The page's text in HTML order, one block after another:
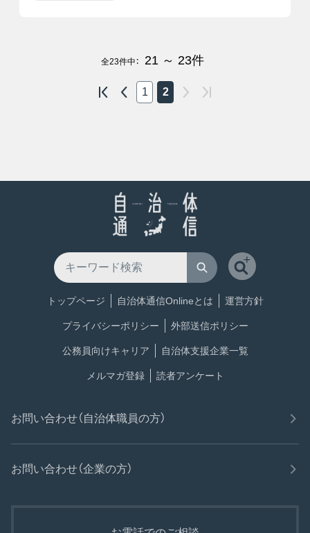
全23件中： 21 ～ 23件
1 2
トップページ 自治体通信Onlineとは 運営方針
プライバシーポリシー 外部送信ポリシー
公務員向けキャリア 自治体支援企業一覧
メルマガ登録 読者アンケート
お問い合わせ（自治体職員の方）
お問い合わせ（企業の方）